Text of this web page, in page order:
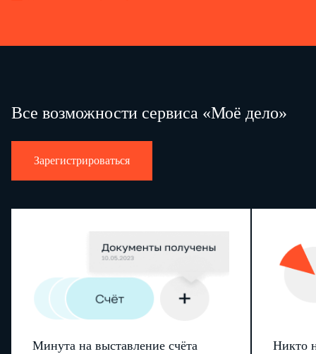
Все возможности сервиса «Моё дело»
Зарегистрироваться
Минута на выставление счёта
Никто